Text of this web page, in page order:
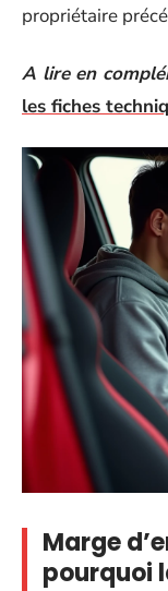
propriétaire
A lire en
les fiches
Marge
pourquoi